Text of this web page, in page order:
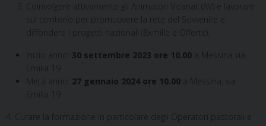
Coinvolgere attivamente gli Animatori Vicariali (AV) e lavorare
sul territorio per promuovere la rete del Sovvenire e
diffondere i progetti nazionali (8xmille e Offerte):
Inizio anno: 30 settembre 2023 ore 10.00 a Messina via
Emilia 19
Metà anno: 27 gennaio 2024 ore 10.00 a Messina, via
Emilia 19
4. Curare la formazione in particolare degli Operatori pastorali e